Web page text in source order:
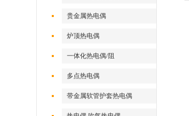
贵金属热电偶
炉顶热电偶
一体化热电偶/阻
多点热电偶
带金属软管护套热电偶